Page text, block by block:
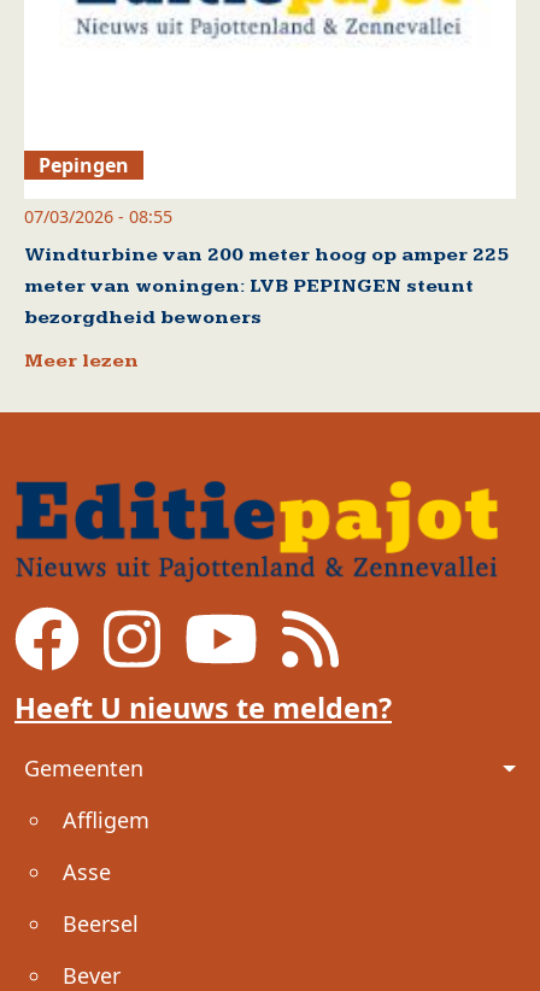
Pepingen
07/03/2026 - 08:55
Windturbine van 200 meter hoog op amper 225
meter van woningen: LVB PEPINGEN steunt
bezorgdheid bewoners
Meer lezen
Heeft U nieuws te melden?
Voet
Gemeenten
Affligem
Asse
Beersel
Bever